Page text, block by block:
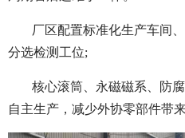
厂区配置标准化生产车间
分选检测工位;
核心滚筒、永磁磁系、防
自主生产，减少外协零部件带